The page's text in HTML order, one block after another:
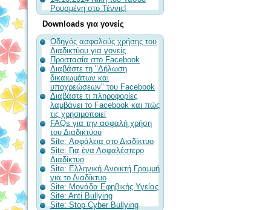
Ρουσμένη στο Τέννις!
Downloads για γονείς
Οδηγός ασφαλούς χρήσης του
Διαδικτύου για γονείς
Προστασία στο Facebook
Διαβάστε τη "Δήλωση
δικαιωμάτων και
υποχρεώσεων" του Facebook
Διαβάστε τι πληροφορίες
λαμβάνει το Facebook και πώς
τις χρησιμοποιεί
FAQs για την ασφαλή χρήση
του Διαδικτύου
Site: Ασφάλεια στο Διαδίκτυο
Site: Για ένα Ασφαλέστερο
Διαδίκτυο
Site: Ελληνική Aνοικτή Γραμμή
για το Διαδίκτυο
Site: Μονάδα Εφηβικής Υγείας
Site: Anti Bullying
Site: Stop Cyber Bullying